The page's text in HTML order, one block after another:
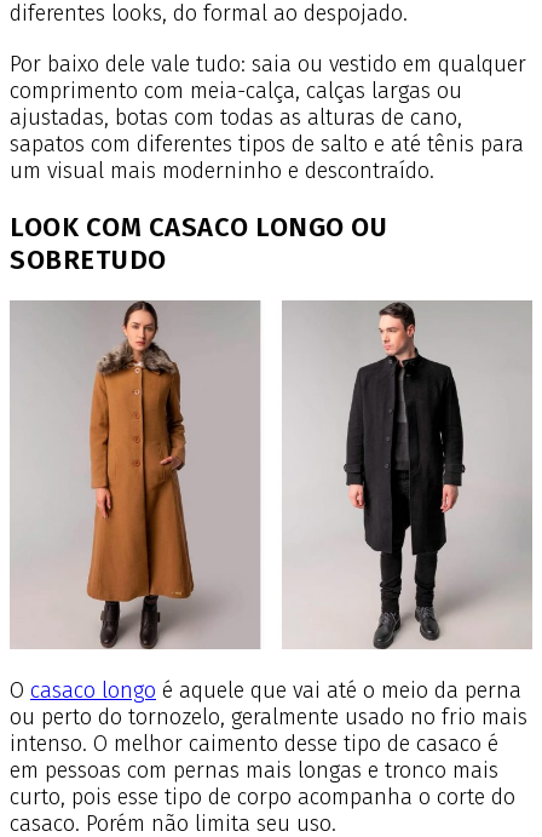
diferentes looks, do formal ao despojado.
Por baixo dele vale tudo: saia ou vestido em qualquer
comprimento com meia-calça, calças largas ou
ajustadas, botas com todas as alturas de cano,
sapatos com diferentes tipos de salto e até tênis para
um visual mais moderninho e descontraído.
LOOK COM CASACO LONGO OU
SOBRETUDO
O casaco longo é aquele que vai até o meio da perna
ou perto do tornozelo, geralmente usado no frio mais
intenso. O melhor caimento desse tipo de casaco é
em pessoas com pernas mais longas e tronco mais
curto, pois esse tipo de corpo acompanha o corte do
casaco. Porém não limita seu uso.